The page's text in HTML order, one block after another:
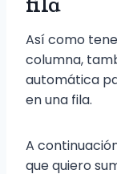
Así como
columna,
automática
en una fila.
A
que quiero